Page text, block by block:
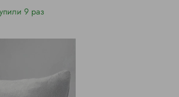
9 раз